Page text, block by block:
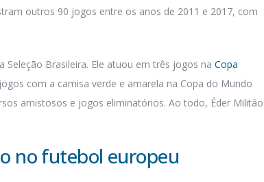
outros 90 jogos entre os anos de 2011 e 2017, com
Seleção Brasileira. Ele atuou em três jogos na Copa
com a camisa verde e amarela na Copa do Mundo
amistosos e jogos eliminatórios. Ao todo, Éder Militão
no futebol europeu